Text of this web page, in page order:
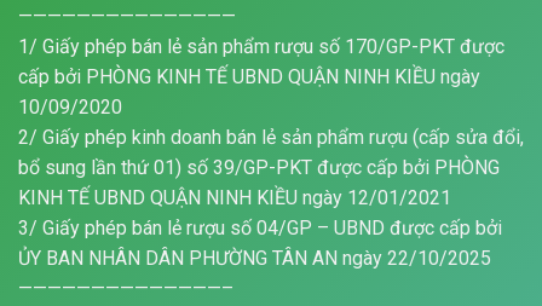
———————————————
1/ Giấy phép bán lẻ sản phẩm rượu số 170/GP-PKT được
cấp bởi PHÒNG KINH TẾ UBND QUẬN NINH KIỀU ngày
10/09/2020
2/ Giấy phép kinh doanh bán lẻ sản phẩm rượu (cấp sửa đổi,
bổ sung lần thứ 01) số 39/GP-PKT được cấp bởi PHÒNG
KINH TẾ UBND QUẬN NINH KIỀU ngày 12/01/2021
3/ Giấy phép bán lẻ rượu số 04/GP – UBND được cấp bởi
ỦY BAN NHÂN DÂN PHƯỜNG TÂN AN ngày 22/10/2025
——————————————–